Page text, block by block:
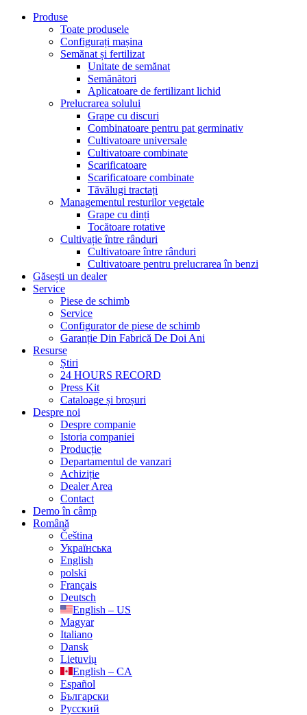
Produse
Toate produsele
Configurați mașina
Semănat și fertilizat
Unitate de semănat
Semănători
Aplicatoare de fertilizant lichid
Prelucrarea solului
Grape cu discuri
Combinatoare pentru pat germinativ
Cultivatoare universale
Cultivatoare combinate
Scarificatoare
Scarificatoare combinate
Tăvălugi tractați
Managementul resturilor vegetale
Grape cu dinți
Tocătoare rotative
Cultivație între rânduri
Cultivatoare între rânduri
Cultivatoare pentru prelucrarea în benzi
Găsești un dealer
Service
Piese de schimb
Service
Configurator de piese de schimb
Garanție Din Fabrică De Doi Ani
Resurse
Știri
24 HOURS RECORD
Press Kit
Cataloage și broșuri
Despre noi
Despre companie
Istoria companiei
Producție
Departamentul de vanzari
Achiziție
Dealer Area
Contact
Demo în câmp
Română
Čeština
Українська
English
polski
Français
Deutsch
English – US
Magyar
Italiano
Dansk
Lietuvių
English – CA
Español
Български
Русский